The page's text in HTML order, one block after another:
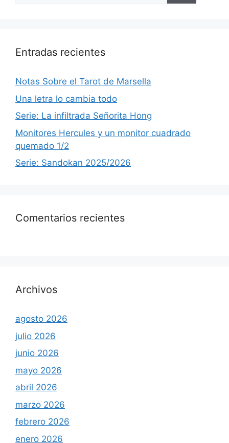
Entradas recientes
Notas Sobre el Tarot de Marsella
Una letra lo cambia todo
Serie: La infiltrada Señorita Hong
Monitores Hercules y un monitor cuadrado
quemado 1/2
Serie: Sandokan 2025/2026
Comentarios recientes
Archivos
agosto 2026
julio 2026
junio 2026
mayo 2026
abril 2026
marzo 2026
febrero 2026
enero 2026